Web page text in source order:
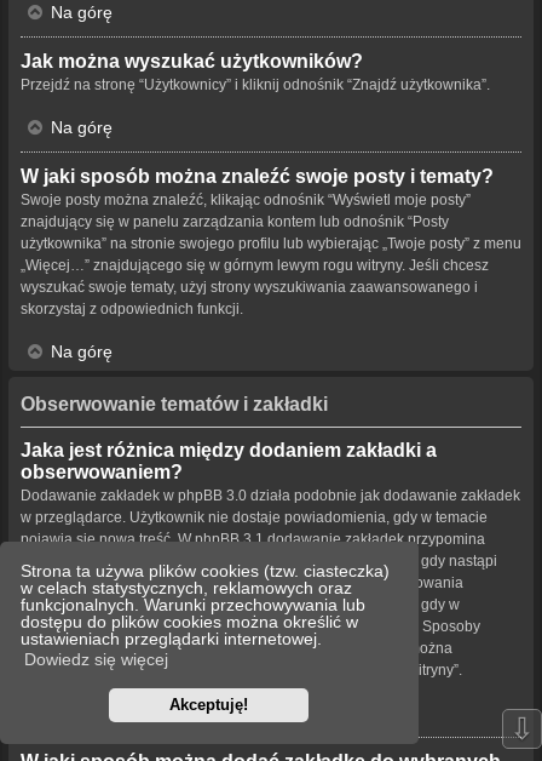
Strona ta używa plików cookies (tzw. ciasteczka)
w celach statystycznych, reklamowych oraz
funkcjonalnych. Warunki przechowywania lub
dostępu do plików cookies można określić w
ustawieniach przeglądarki internetowej.
Dowiedz się więcej
Akceptuję!
Na górę
Jak można wyszukać użytkowników?
Przejdź na stronę “Użytkownicy” i kliknij odnośnik “Znajdź użytkownika”.
Na górę
W jaki sposób można znaleźć swoje posty i tematy?
Swoje posty można znaleźć, klikając odnośnik “Wyświetl moje posty”
znajdujący się w panelu zarządzania kontem lub odnośnik “Posty
użytkownika” na stronie swojego profilu lub wybierając „Twoje posty” z menu
„Więcej…” znajdującego się w górnym lewym rogu witryny. Jeśli chcesz
wyszukać swoje tematy, użyj strony wyszukiwania zaawansowanego i
skorzystaj z odpowiednich funkcji.
Na górę
Obserwowanie tematów i zakładki
Jaka jest różnica między dodaniem zakładki a
obserwowaniem?
Dodawanie zakładek w phpBB 3.0 działa podobnie jak dodawanie zakładek
w przeglądarce. Użytkownik nie dostaje powiadomienia, gdy w temacie
pojawia się nowa treść. W phpBB 3.1 dodawanie zakładek przypomina
obserwowanie tematu. Użytkownik może być powiadamiany, gdy nastąpi
aktualizacja tematu oznaczonego zakładką. Funkcja obserwowania
powiadamia użytkownika – w wybrany przez niego sposób – gdy w
obserwowanym temacie bądź forum pojawiła się nowa treść. Sposoby
powiadamiania dla zakładek i obserwowanych elementów można
konfigurować w panelu użytkownika na karcie „Ustawienia witryny”.
⇩